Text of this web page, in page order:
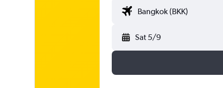
Sat 5/9